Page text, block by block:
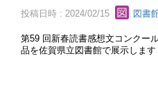
投稿日時 : 2024/02/15 図書
第59 回新春読書感想文コンクー
品を佐賀県立図書館で展示しま